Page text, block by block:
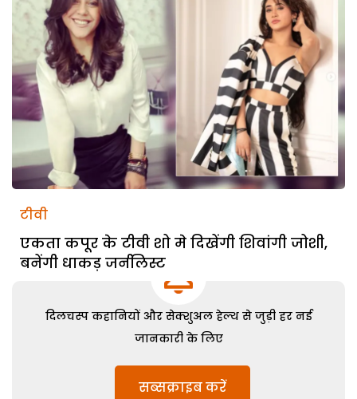
टीवी
एकता कपूर के टीवी शो मे दिखेंगी शिवांगी जोशी,
बनेंगी धाकड़ जर्नलिस्ट
दिलचस्प कहानियों और सेक्शुअल हेल्थ से जुड़ी हर नई
जानकारी के लिए
सब्सक्राइब करें